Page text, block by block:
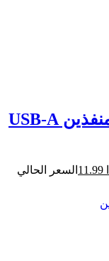
شاحن سريع بقوة 20W ومنفذين USB-A
السعر الحالي